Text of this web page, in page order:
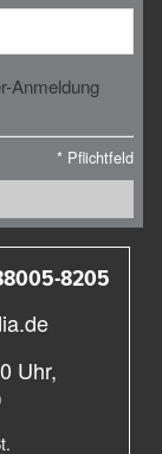
Anmeldung
* Pflichtfeld
8205
Uhr,